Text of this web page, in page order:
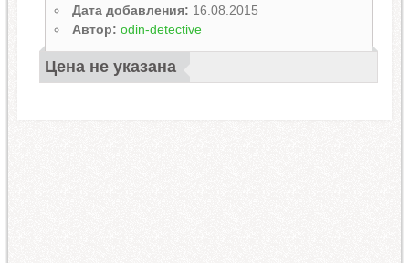
Дата добавления: 16.08.2015
Автор: odin-detective
Цена не указана